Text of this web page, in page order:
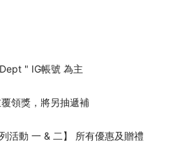
" IG帳號 為主
領獎，將另抽遞補
活動 一 & 二】 所有優惠及贈禮